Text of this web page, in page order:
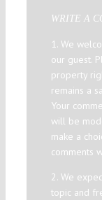
WRITE A
1. We
our guest.
property
remains a
Your
will be
make a
comments
2. We
topic and